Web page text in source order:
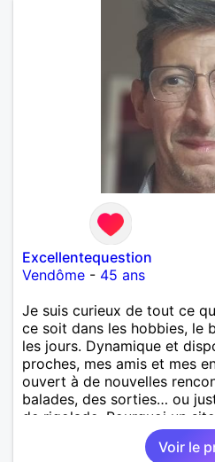
Excellentequestion
Vendôme - 45 ans
Je suis curieux de tout ce
ce soit dans les hobbies, le
les jours. Dynamique et
proches, mes amis et mes
ouvert à de nouvelles
balades, des sorties… ou
de rigolade. Pourquoi un
pour tester le hasard et voir
Qui sait, ça pourrait être
Voir le